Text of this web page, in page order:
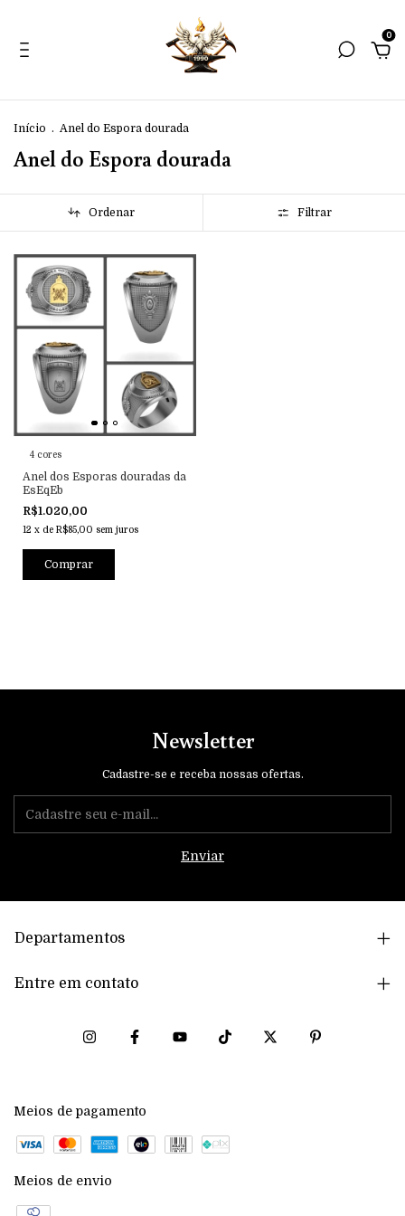
0
Início . Anel do Espora dourada
Anel do Espora dourada
Ordenar Filtrar
4 cores
Anel dos Esporas douradas da
EsEqEb
R$1.020,00
12 x de R$85,00 sem juros
Comprar
Newsletter
Cadastre-se e receba nossas ofertas.
Departamentos
Entre em contato
Meios de pagamento
Meios de envio